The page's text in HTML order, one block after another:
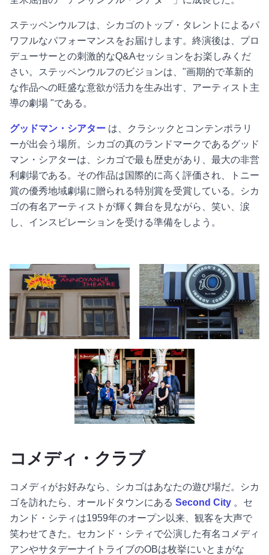
ステッペンウルフは、シカゴのトップ・タレントによるパ
ワフルなパフォーマンスをお届けします。終演後は、プロ
デューサーとの刺激的なQ&Aセッションをお楽しみくだ
さい。ステッペンウルフのビジョンは、"画期的で革新的
な作品への旺盛な意欲が活力を生み出す、アーティスト主
導の劇場 "である。
グッドマン・シアター は、クラシックとコンテンポラリ
ーが出会う場所。シカゴの真のランドマークであるグッド
マン・シアターは、シカゴで最も歴史があり、最大の非営
利劇場である。その作品は国際的に高く評価され、トニー
賞の優秀地域劇場に贈られる特別賞を受賞している。シカ
ゴの有名アーティストが輝く舞台を見ながら、笑い、涙
し、インスピレーションを受ける準備をしよう。
シアター・マーキー - アノイアンス・シアター - シカゴ
シアター・マーキー - iOシアター
コメディ・クラブ
コメディがお好みなら、シカゴはあなたの遊び場だ。シカ
ゴを訪れたら、オールドタウンにある Second City 。セ
カンド・シティは1959年のオープン以来、観客を大声で
笑わせてきた。セカンド・シティで公演した有名コメディ
アンやサタデーナイトライブのOBは枚挙にいとまがな